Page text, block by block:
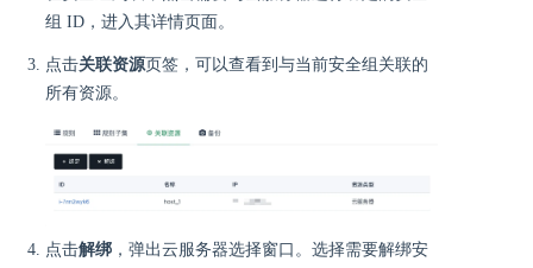
组 ID，进入其详情页面。
点击关联资源页签，可以查看到与当前安全组关联的
所有资源。
点击解绑 ，弹出云服务器选择窗口。选择需要解绑安